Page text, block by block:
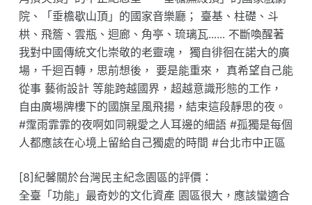
院、「垂檐歇山頂」的國家音樂廳； 臺基、柱礎、斗
栱、飛簷、雲瓶、迴廊、角亭、琉璃瓦...... 不斷喚醒著
我對中國傳統文化崇敬的老靈魂， 獨自徘徊在諾大的廣
場，千迴百轉，思前想後， 要是能重來， 真希望自己能
從事 藝術設計 等能跨越國界，超越意識形態的工作，
自由廣場牌樓下的國旗呈風飛揚，結束這段靜思的夜。
#霪雨霏霏的夜啊如同親愛之人耳邊的細語 #孤獨是每個
人都應該在心境上留給自己獨處的時間 #台北市中正區
[8]紀馨關於台灣民主紀念園區的評價：
全臺「功能」最奇妙的文化資產 園區很大，應該蠻適合